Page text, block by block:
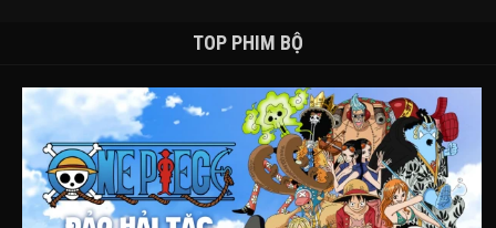
TOP PHIM BỘ